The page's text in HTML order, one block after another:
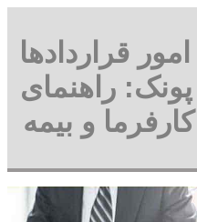
قراردادها
راهنمای
و بیمه